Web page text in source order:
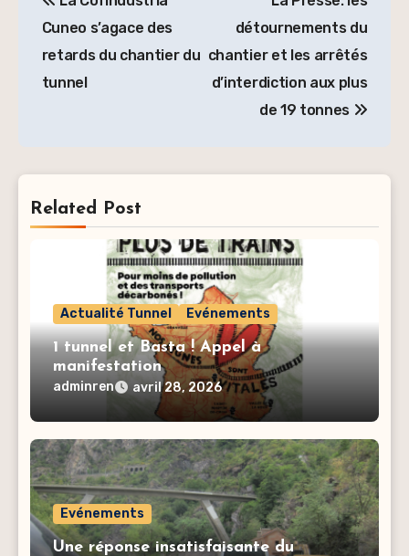
de
l’article
Cuneo s’agace des
retards du chantier du
tunnel
détournements du
chantier et les arrêtés
d’interdiction aux plus
de 19 tonnes
Related Post
Actualité Tunnel Evénements
1 tunnel et Basta ! Appel à
manifestation
adminren avril 28, 2026
Evénements
Une réponse insatisfaisante du